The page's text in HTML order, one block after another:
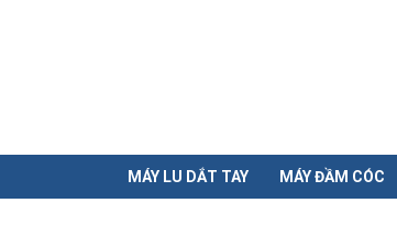
MÁY LU DẮT TAY MÁY ĐẦM CÓC